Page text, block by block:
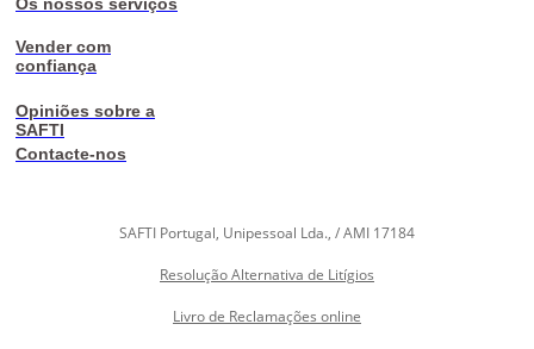
Vender com
confiança
Opiniões sobre a
SAFTI
Contacte-nos
SAFTI Portugal, Unipessoal Lda., / AMI 17184
Resolução Alternativa de Litígios
Livro de Reclamações online